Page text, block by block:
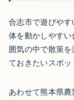
合志市で遊びや
体を動かしやす
囲気の中で散策
ておきたいスポッ
あわせて熊本県